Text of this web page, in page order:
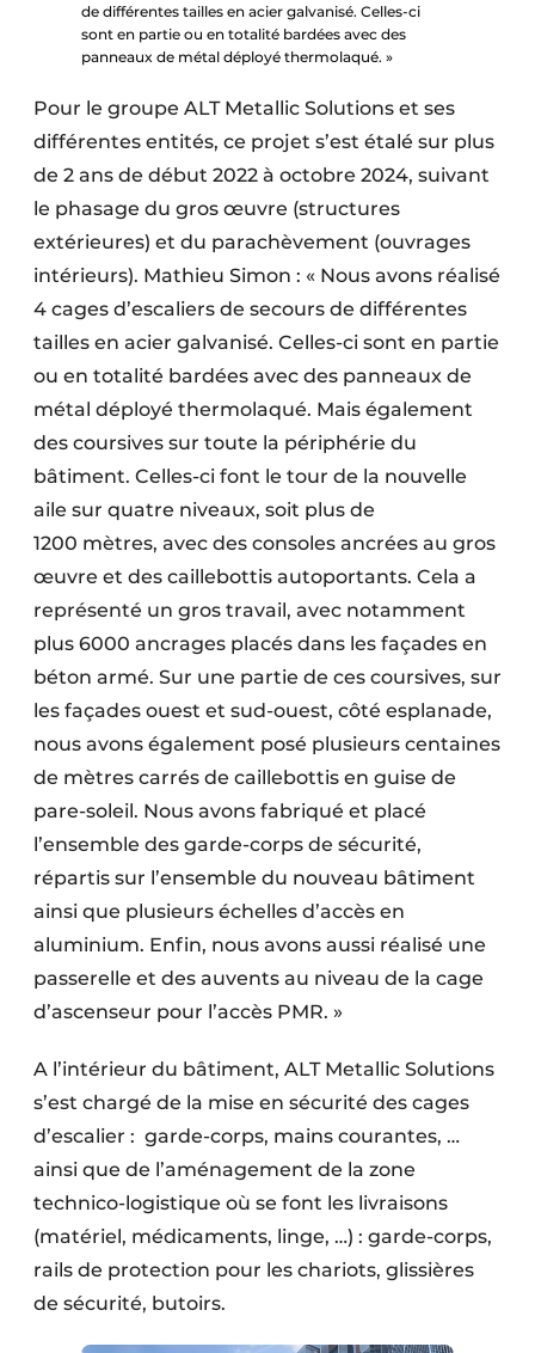
de différentes tailles en acier galvanisé. Celles-ci
sont en partie ou en totalité bardées avec des
panneaux de métal déployé thermolaqué. »
Pour le groupe ALT Metallic Solutions et ses
différentes entités, ce projet s’est étalé sur plus
de 2 ans de début 2022 à octobre 2024, suivant
le phasage du gros œuvre (structures
extérieures) et du parachèvement (ouvrages
intérieurs). Mathieu Simon : « Nous avons réalisé
4 cages d’escaliers de secours de différentes
tailles en acier galvanisé. Celles-ci sont en partie
ou en totalité bardées avec des panneaux de
métal déployé thermolaqué. Mais également
des coursives sur toute la périphérie du
bâtiment. Celles-ci font le tour de la nouvelle
aile sur quatre niveaux, soit plus de
1200 mètres, avec des consoles ancrées au gros
œuvre et des caillebottis autoportants. Cela a
représenté un gros travail, avec notamment
plus 6000 ancrages placés dans les façades en
béton armé. Sur une partie de ces coursives, sur
les façades ouest et sud-ouest, côté esplanade,
nous avons également posé plusieurs centaines
de mètres carrés de caillebottis en guise de
pare-soleil. Nous avons fabriqué et placé
l’ensemble des garde-corps de sécurité,
répartis sur l’ensemble du nouveau bâtiment
ainsi que plusieurs échelles d’accès en
aluminium. Enfin, nous avons aussi réalisé une
passerelle et des auvents au niveau de la cage
d’ascenseur pour l’accès PMR. »
A l’intérieur du bâtiment, ALT Metallic Solutions
s’est chargé de la mise en sécurité des cages
d’escalier : garde-corps, mains courantes, …
ainsi que de l’aménagement de la zone
technico-logistique où se font les livraisons
(matériel, médicaments, linge, …) : garde-corps,
rails de protection pour les chariots, glissières
de sécurité, butoirs.